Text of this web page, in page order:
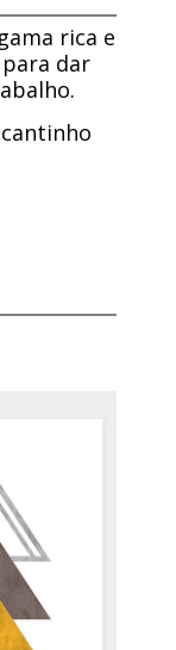
rica e
dar